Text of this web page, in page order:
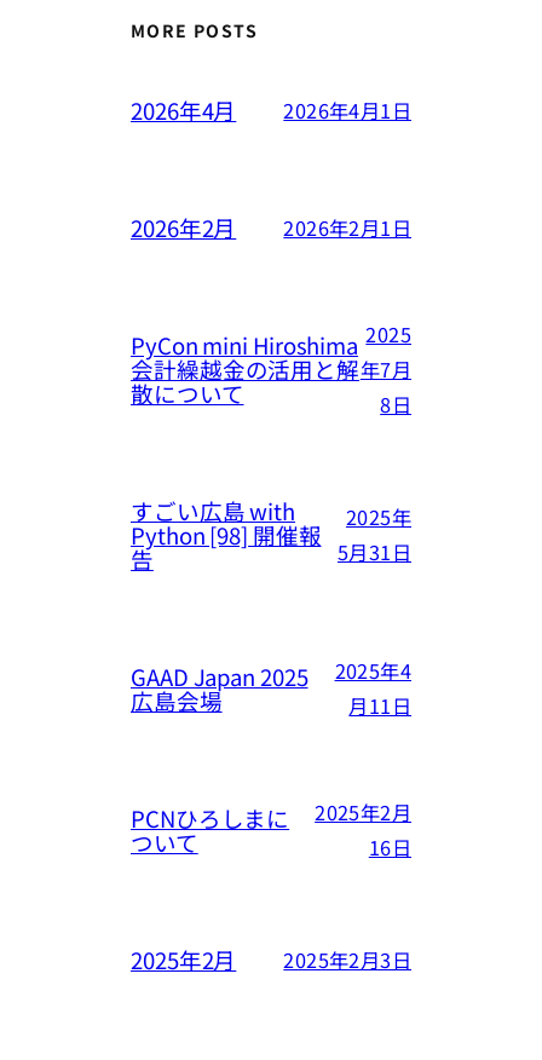
MORE POSTS
2026年4月 2026年4月1日
2026年2月 2026年2月1日
PyCon mini Hiroshima
会計繰越金の活用と解
散について
2025
年7月
8日
すごい広島 with
Python [98] 開催報
告
2025年
5月31日
GAAD Japan 2025
広島会場
2025年4
月11日
PCNひろしまに
ついて
2025年2月
16日
2025年2月 2025年2月3日